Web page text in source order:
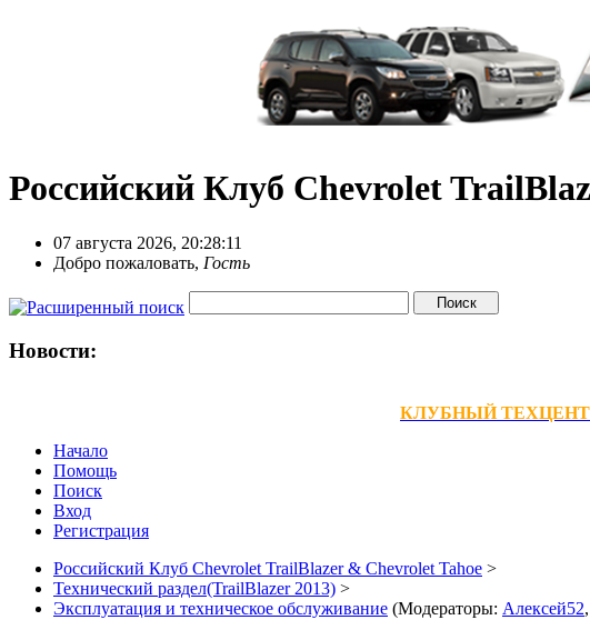
Российский Клуб Chevrolet
07 августа 2026, 20:28:11
Добро пожаловать, Гость
Новости:
КЛУБНЫЙ ТЕХЦЕНТР
Начало
Помощь
Поиск
Вход
Регистрация
Российский Клуб Chevrolet TrailBlazer & Chevrolet Tahoe >
Технический раздел(TrailBlazer 2013) >
Эксплуатация и техническое обслуживание (Модераторы: Алексей52,